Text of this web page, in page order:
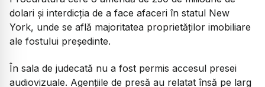
dolari şi interdicţia de a face afaceri în statul New
York, unde se află majoritatea proprietăţilor imobiliare
ale fostului preşedinte.
În sala de judecată nu a fost permis accesul presei
audiovizuale. Agenţiile de presă au relatat însă pe larg